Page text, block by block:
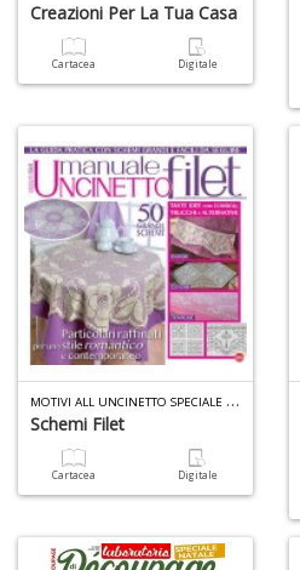
Creazioni Per La Tua Casa
Cartacea Digitale
M
OTIVI ALL UNCINETTO SPECIALE N.2
Schemi Filet
Cartacea Digitale